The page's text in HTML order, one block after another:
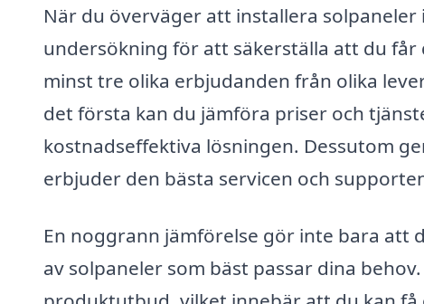
När du överväger att installera
undersökning för att säkerställa att du
minst tre olika erbjudanden från olika
det första kan du jämföra priser och
kostnadseffektiva lösningen. Dessutom
erbjuder den bästa servicen och
En noggrann jämförelse gör inte bara att
av solpaneler som bäst passar dina